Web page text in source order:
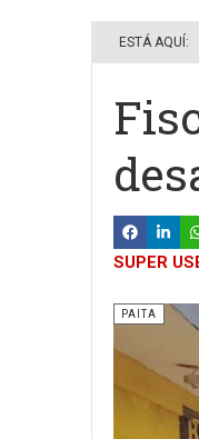
ESTÁ AQUÍ:
SUPER
PAITA